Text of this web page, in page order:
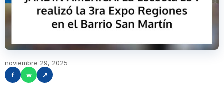
noviembre 29, 2025
f
w ↗